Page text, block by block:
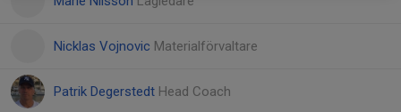
Nicklas Vojnovic Materialförvaltare
Patrik Degerstedt Head Coach